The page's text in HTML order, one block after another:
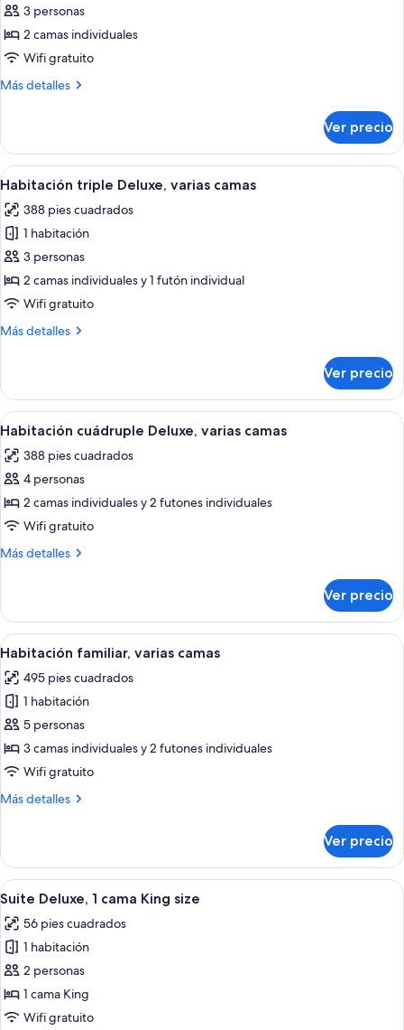
Habitación
Deluxe
con
2
2
camas
individuales
3 personas
2 camas individuales
Wifi gratuito
Más detalles
Más
Deluxe
con
2
individuales,
2
camas
individuales
Ver precio
Abrir
todas
las
fotos
de
Habitación
triple
varias
Habitación de hotel con dos camas,
5
Habitación triple Deluxe, varias camas
388 pies cuadrados
1 habitación
3 personas
2 camas individuales y 1 futón individual
Wifi gratuito
Más detalles
Más
triple
Deluxe,
varias
Ver precio
Abrir
todas
las
fotos
de
Habitación
cuádruple
camas
Habitación de hotel con dos camas,
6
Habitación cuádruple Deluxe, varias camas
388 pies cuadrados
4 personas
2 camas individuales y 2 futones individuales
Wifi gratuito
Más detalles
Más
cuádruple
Deluxe,
varias
Ver precio
Abrir
todas
las
fotos
de
Habitación
familiar,
camas
Habitación de hotel con tres camas,
4
Habitación familiar, varias camas
495 pies cuadrados
1 habitación
5 personas
3 camas individuales y 2 futones individuales
Wifi gratuito
Más detalles
Más
familiar,
varias
camas
Ver precio
Abrir
todas
las
fotos
de
Suite
Deluxe,
Una habitación de hotel moderna
5
Suite Deluxe, 1 cama King size
56 pies cuadrados
1 habitación
2 personas
1 cama King
Wifi gratuito